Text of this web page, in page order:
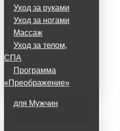
Уход за руками
Уход за ногами
Массаж
Уход за телом,
СПА
Программа
«Преображение»
для Мужчин